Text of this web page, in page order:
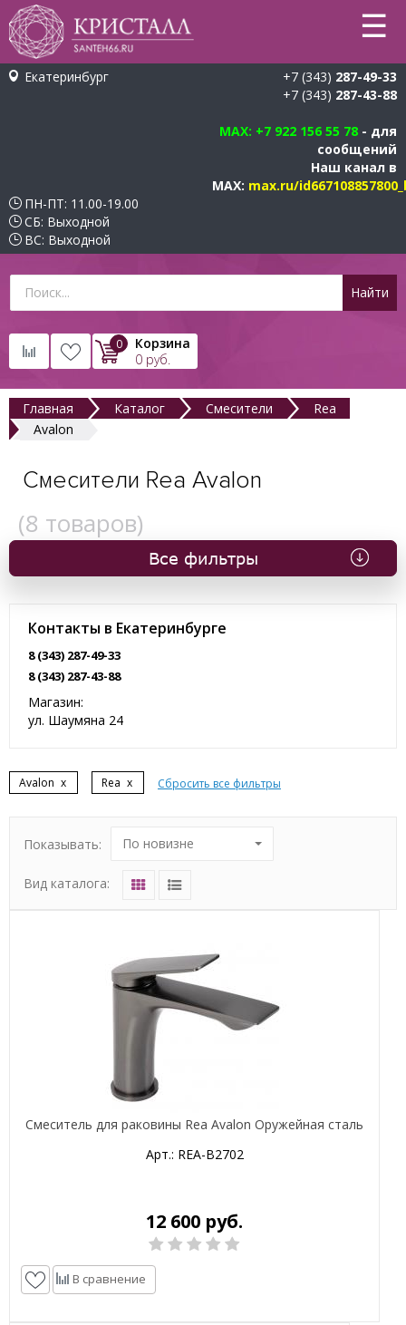
☰
Екатеринбург +7 (343) 287-49-33
+7 (343) 287-43-88
MAX: +7 922 156 55 78 - для
сообщений
Наш канал в
MAX: max.ru/
ПН-ПТ: 11.00-19.00
СБ: Выходной
ВС: Выходной
0
Корзина
0 руб.
Главная Каталог Смесители
Rea
Avalon
Смесители Rea Avalon
(8 товаров)
Все фильтры
Контакты в Екатеринбурге
8 (343) 287-49-33
8 (343) 287-43-88
Магазин:
ул. Шаумяна 24
Avalon x Rea x Сбросить все фильтры
Показывать: По новизне
Вид каталога:
Смеситель для раковины Rea Avalon Оружейная сталь
Арт.: REA-B2702
12 600 руб.
В сравнение